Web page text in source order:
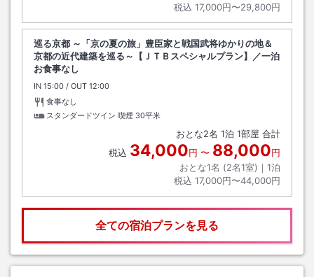
税込 17,000円〜29,800円
巡る京都 ～「京の夏の旅」豊臣家と戦国武将ゆかりの地＆
京都の近代建築を巡る～【ＪＴＢスペシャルプラン】／一泊
お食事なし
IN チェックイン
15:00 / OUT チェックアウト
12:00
食事なし
スタンダードツイン 喫煙 30平米
おとな2名 1泊 1部屋 合計
税込 34,000円 〜 88,000円
おとな1名 (2名1室)｜ 1泊
税込 17,000円〜44,000円
全ての宿泊プランを見る